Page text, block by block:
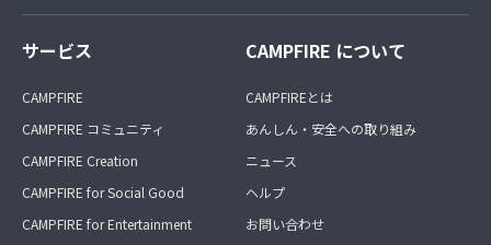
サービス
CAMPFIRE
CAMPFIRE コミュニティ
CAMPFIRE Creation
CAMPFIRE for Social Good
CAMPFIRE for Entertainment
CAMPFIRE について
CAMPFIREとは
あんしん・安全への取り組み
ニュース
ヘルプ
お問い合わせ